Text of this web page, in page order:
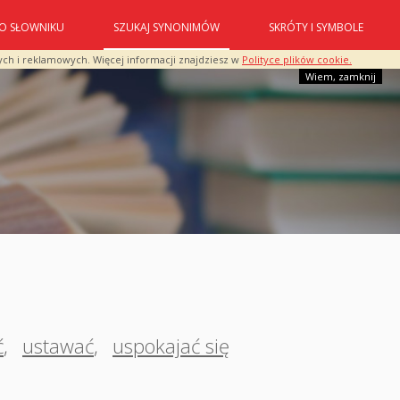
i reklamowych. Więcej informacji znajdziesz w Polityce plików cookie.
Wiem, zamknij
O SŁOWNIKU SZUKAJ SYNONIMÓW SKRÓTY I SYMBOLE
, ustawać, uspokajać się